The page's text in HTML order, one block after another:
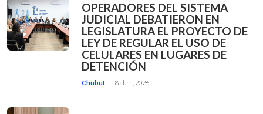
OPERADORES DEL SISTEMA
JUDICIAL DEBATIERON EN
LEGISLATURA EL PROYECTO DE
LEY DE REGULAR EL USO DE
CELULARES EN LUGARES DE
DETENCIÓN
Chubut 8 abril, 2026